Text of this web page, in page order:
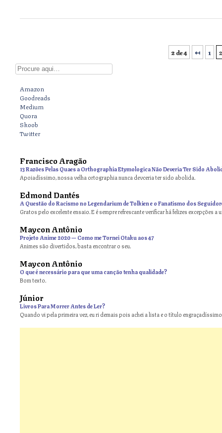
2 de 4 ↤ 1 2
Digite aqui
Amazon
Goodreads
Medium
Quora
Skoob
Twitter
Francisco Aragão
13 Razões Pelas Quaes a Orthographia Etymologica Não Deveria Ter Sido
Apoiadíssimo, nossa velha ortographia nunca devceria ter sido abolida.
Edmond Dantés
A Questão do Racismo no Legendarium de Tolkien e o Fanatismo dos
Gratos pelo excelente ensaio. E é sempre refrescante verificar há felizes excepções a
Maycon Antônio
Projeto Anime 2020 — Como me Tornei Otaku aos 47
Animes são divertidos, basta encontrar o seu.
Maycon Antônio
O que é necessário para que uma canção tenha qualidade?
Bom texto.
Júnior
Livros Para Morrer Antes de Ler?
Quando vi pela primeira vez, eu ri demais pois achei a lista e o título